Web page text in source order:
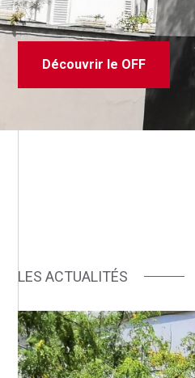
Découvrir le OFF
LES ACTUALITÉS